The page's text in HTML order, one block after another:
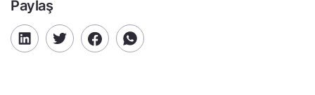
Paylaş